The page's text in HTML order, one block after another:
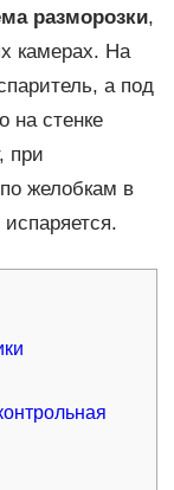
разморозки,
камерах. На
а под
на стенке
при
желобкам в